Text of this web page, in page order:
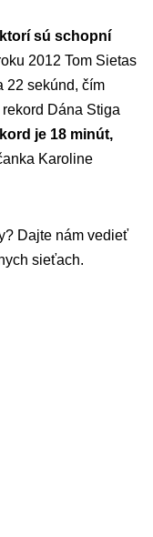
sú schopní
2012 Tom Sietas
22 sekúnd, čím
Dána Stiga
je 18 minút,
Karoline
Dajte nám vedieť
sieťach.